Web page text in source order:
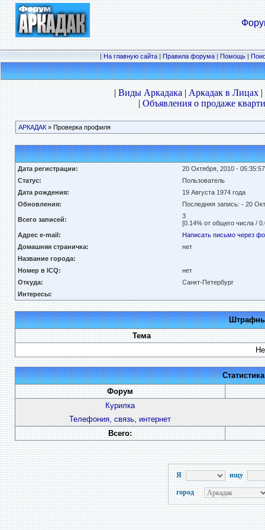
|На главную сайта|Правила форума|Помощь|
|Виды Аркадака|Аркадак в Лицах|
|Объявления о продаже
АРКАДАК» Проверка профиля
Дата регистрации:
20 Октября, 2010 - 05:35:57
Статус:
Пользователь
Дата рождения:
19 Августа1974 года
Обновления:
Последняя запись: - 20
Всего записей:
3
[0.14% от общего числа /
Адрес e-mail:
Написать письмо через
Домашняя страничка:
нет
Название города:
Номер в ICQ:
нет
Откуда:
Санкт-Петербург
Интересы:
Тема
Форум
Курилка
Телефония, связь, интернет
Всего:
Я ищу
город